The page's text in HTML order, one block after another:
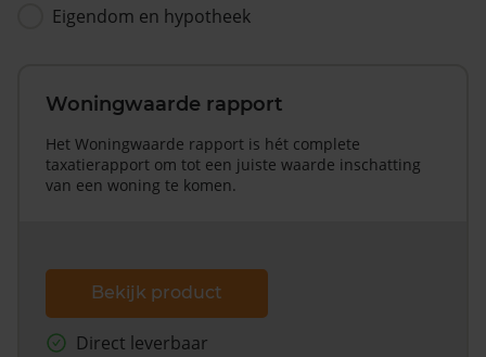
Eigendom en hypotheek
Woningwaarde rapport
Het Woningwaarde rapport is hét complete
taxatierapport om tot een juiste waarde inschatting
van een woning te komen.
Bekijk product
Direct leverbaar